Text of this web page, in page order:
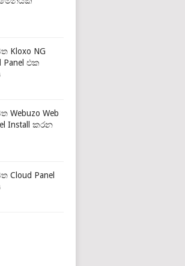
Kloxo NG
Panel එක
Webuzo Web
Install කරන
Cloud Panel